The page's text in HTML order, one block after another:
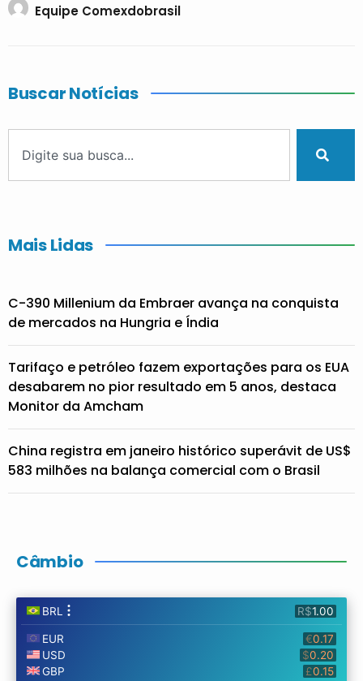
Equipe Comexdobrasil
Buscar Notícias
Mais Lidas
C-390 Millenium da Embraer avança na conquista
de mercados na Hungria e Índia
Tarifaço e petróleo fazem exportações para os EUA
desabarem no pior resultado em 5 anos, destaca
Monitor da Amcham
China registra em janeiro histórico superávit de US$
583 milhões na balança comercial com o Brasil
Câmbio